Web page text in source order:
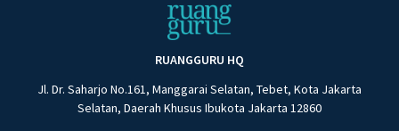
RUANGGURU HQ
Jl. Dr. Saharjo No.161, Manggarai Selatan, Tebet, Kota Jakarta
Selatan, Daerah Khusus Ibukota Jakarta 12860